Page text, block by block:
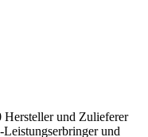
Hersteller und Zulieferer
und